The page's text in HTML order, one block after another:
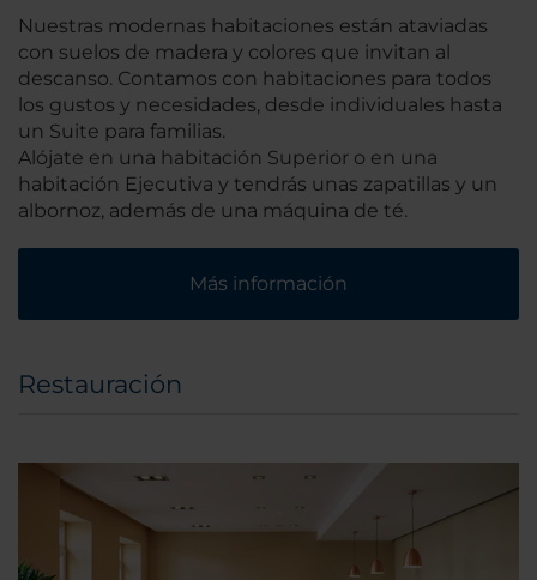
Nuestras modernas habitaciones están ataviadas
con suelos de madera y colores que invitan al
descanso. Contamos con habitaciones para todos
los gustos y necesidades, desde individuales hasta
un Suite para familias.
Alójate en una habitación Superior o en una
habitación Ejecutiva y tendrás unas zapatillas y un
albornoz, además de una máquina de té.
Más información
Restauración